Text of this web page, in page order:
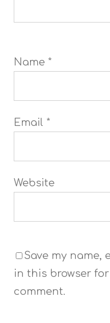
Name *
Email *
Website
Save my name,
in this browser for
comment.